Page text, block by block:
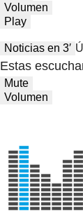
Volumen
Play
Noticias en 3′
Estas
Mute
Volumen